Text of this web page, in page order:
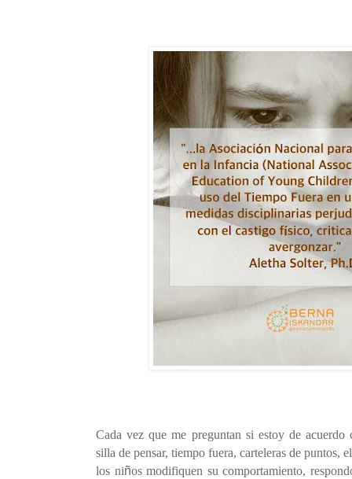
Cada vez que me preguntan si estoy de acuerdo
silla de pensar, tiempo fuera, carteleras de puntos,
los niños modifiquen su comportamiento,